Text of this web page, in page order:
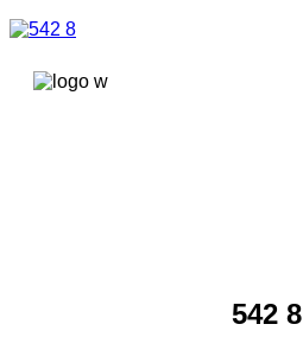
콘텐츠로
542 8